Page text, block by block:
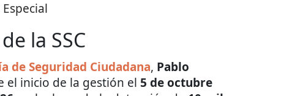
Especial
la SSC
de Seguridad Ciudadana, Pablo
el inicio de la gestión el 5 de octubre